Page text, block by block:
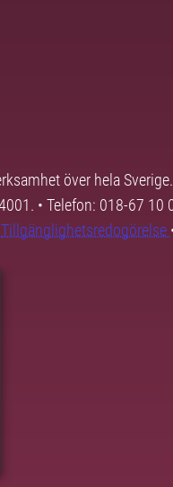
över hela
• Telefon: 018-67 10
Tillgänglighetsredogörelse